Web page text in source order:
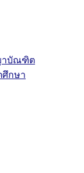
าบัณฑิต
กษา